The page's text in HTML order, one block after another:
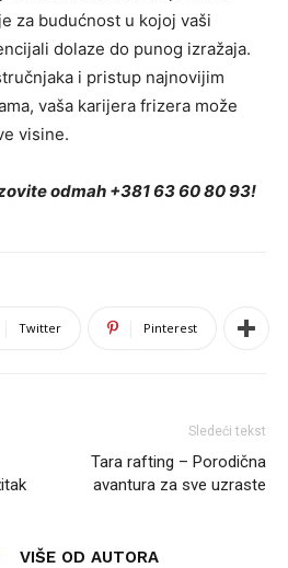
za budućnost u kojoj vaši
dolaze do punog izražaja.
i pristup najnovijim
vaša karijera frizera može
visine.
odmah +381 63 60 80 93!
Twitter Pinterest
Sledeći tekst
Tara rafting – Porodična
avantura za sve uzraste
VIŠE OD AUTORA